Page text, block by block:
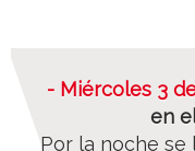
- Miércoles 3
en
Por la noche se